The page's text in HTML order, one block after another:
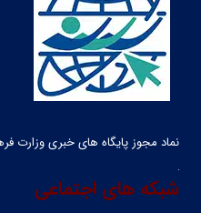
نماد مجوز پایگاه های خبری وزارت
شبکه های اجتماعی